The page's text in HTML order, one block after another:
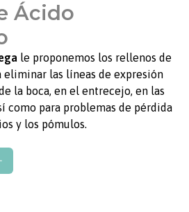
Ácido
le proponemos los rellenos de
eliminar las líneas de expresión
la boca, en el entrecejo, en las
como para problemas de pérdida
y los pómulos.
presente en nuestro organismo
a hidratar y a aumentar el